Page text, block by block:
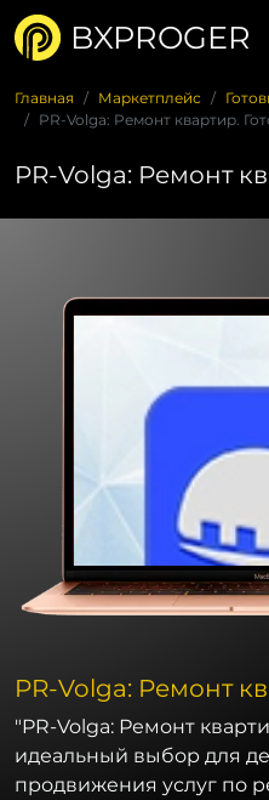
BXPROGER
Главная Маркетплейс
PR-Volga: Ремонт квартир.
PR-Volga: Ремонт
PR-Volga: Ремонт
"PR-Volga: Ремонт
идеальный выбор для
продвижения услуг по